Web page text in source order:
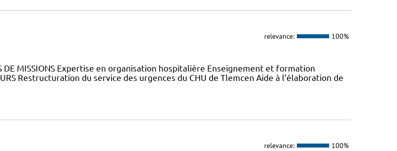
relevance: 100%
DE MISSIONS Expertise en organisation hospitalière Enseignement et formation
Restructuration du service des urgences du CHU de Tlemcen Aide à l’élaboration de
relevance: 100%